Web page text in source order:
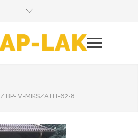
/ BP-IV-MIKSZATH-62-8